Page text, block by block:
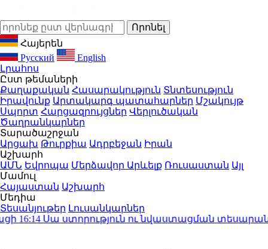
Հայերեն
Русский
English
Լրահոս
Ըստ թեմաների
Քաղաքական Հասարակություն Տնտեսություն
Իրավունք Արտակարգ պատահարներ Մշակույթ
Սպորտ Հարցազրույցներ Վերլուծական
Ծաղրանկարներ
Տարածաշրջան
Արցախ Թուրքիա Ադրբեջան Իրան
Աշխարհ
ԱՄՆ Եվրոպա Մերձավոր Արևելք Ռուսաստան Այլ
Մամուլ
Հայաստան Աշխարհ
Մեդիա
Տեսանյութեր Լուսանկարներ
Սա ստորություն ու նվաստացման